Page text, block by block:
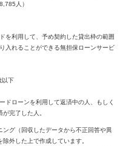
人）
を利用して、予め契約した貸出枠の範囲
入れることができる無担保ローンサービ
以下
ドローンを利用して返済中の人、もしく
完了した人。
グ（回収したデータから不正回答や異
外した上で作成しています。